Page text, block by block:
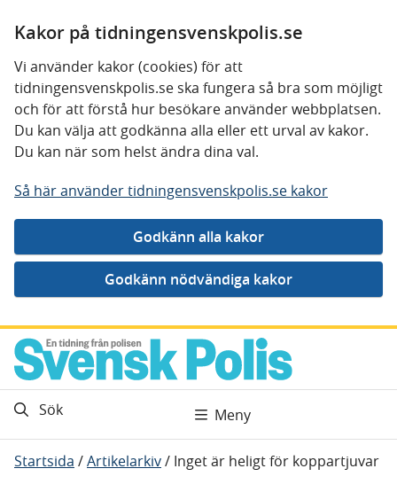
Kakor på tidningensvenskpolis.se
Vi använder kakor (cookies) för att
tidningensvenskpolis.se ska fungera så bra som möjligt
och för att förstå hur besökare använder webbplatsen.
Du kan välja att godkänna alla eller ett urval av kakor.
Du kan när som helst ändra dina val.
Så här använder tidningensvenskpolis.se kakor
Gå direkt till innehåll
Sök Meny
Startsida /Artikelarkiv/ Inget är heligt för koppartjuvar